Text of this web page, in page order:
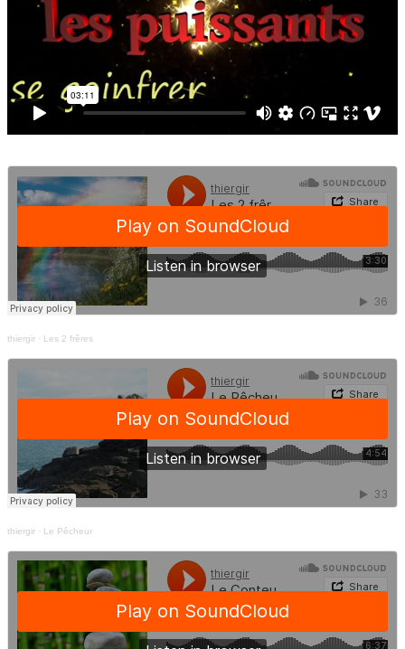
thiergir · Les 2 frêres
thiergir · Le Pêcheur